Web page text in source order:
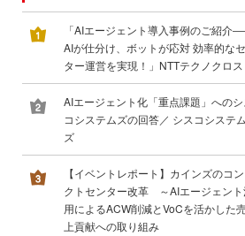
「AIエージェント導入事例のご紹介
AIが仕分け、ボットが応対 効率的な
ター運営を実現！」NTTテクノクロス
AIエージェント化「重点課題」へのシ
コシステムズの回答／ シスコシステム
ズ
【イベントレポート】カインズのコ
クトセンター改革 ～AIエージェン
用によるACW削減とVoCを活かした
上貢献への取り組み